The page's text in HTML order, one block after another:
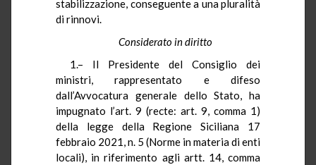
stabilizzazione, conseguente a una pluralità
di rinnovi.
Considerato in diritto
1.– Il Presidente del Consiglio dei
ministri, rappresentato e difeso
dall’Avvocatura generale dello Stato, ha
impugnato l’art. 9 (recte: art. 9, comma 1)
della legge della Regione Siciliana 17
febbraio 2021, n. 5 (Norme in materia di enti
locali), in riferimento agli artt. 14, comma